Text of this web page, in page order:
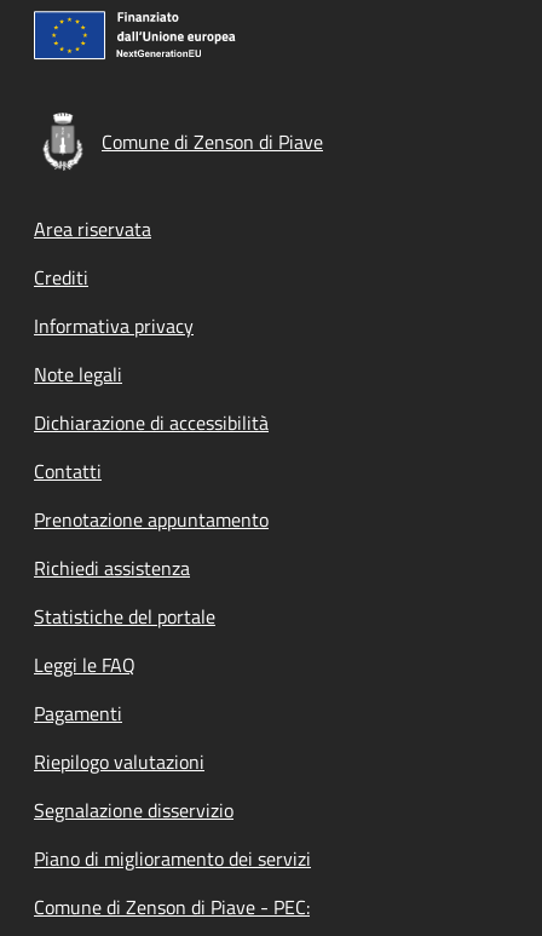
Comune di Zenson di Piave
Footer menu
Area riservata
Crediti
Informativa privacy
Note legali
Dichiarazione di accessibilità
Contatti
Prenotazione appuntamento
Richiedi assistenza
Statistiche del portale
Leggi le FAQ
Pagamenti
Riepilogo valutazioni
Segnalazione disservizio
Piano di miglioramento dei servizi
Comune di Zenson di Piave - PEC: